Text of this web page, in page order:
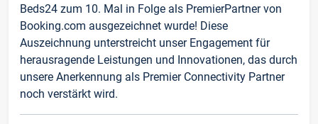
Beds24 zum 10. Mal in Folge als PremierPartner von
Booking.com ausgezeichnet wurde! Diese
Auszeichnung unterstreicht unser Engagement für
herausragende Leistungen und Innovationen, das durch
unsere Anerkennung als Premier Connectivity Partner
noch verstärkt wird.